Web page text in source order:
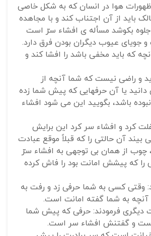
ظهورات هوا در انسان که به شکل خاصی
باید از آن اجتناب کند و با مجاهده
جلوه بکوشد مسأله ی افشاء سرّ است
و جویای عیوب دیگران بودن فرق دارد.
که باید مخفی باشد را افشا کند و
و راضی نیست که شما آنچه از
یا آن حرفهایی که پیش شما زده
باشد، بگویید این می شود افشاء
کرد و افشاء سر کرد این برایش
آن حالتی را که قبلاً موقع عبادت
چوب از همان بی توجهی به افشاء سرّ
را که پیشش امانت بود را فاش کرده
وقتی کسی به شما حرفی زد و رفت به
آنچه به شما گفته امانت است.
دیگری فرمودند: حرفی که پیش شما
و گفتنش افشاء سر است.